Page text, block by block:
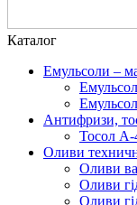
Каталог
Емульсоли –
Антифризи,
Тосол А-
Оливи
Оливи
Оливи
Оливи